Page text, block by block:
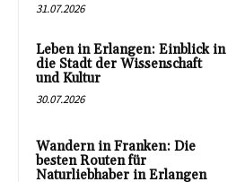
31.07.2026
Leben in Erlangen: Einblick in
die Stadt der Wissenschaft
und Kultur
30.07.2026
Wandern in Franken: Die
besten Routen für
Naturliebhaber in Erlangen